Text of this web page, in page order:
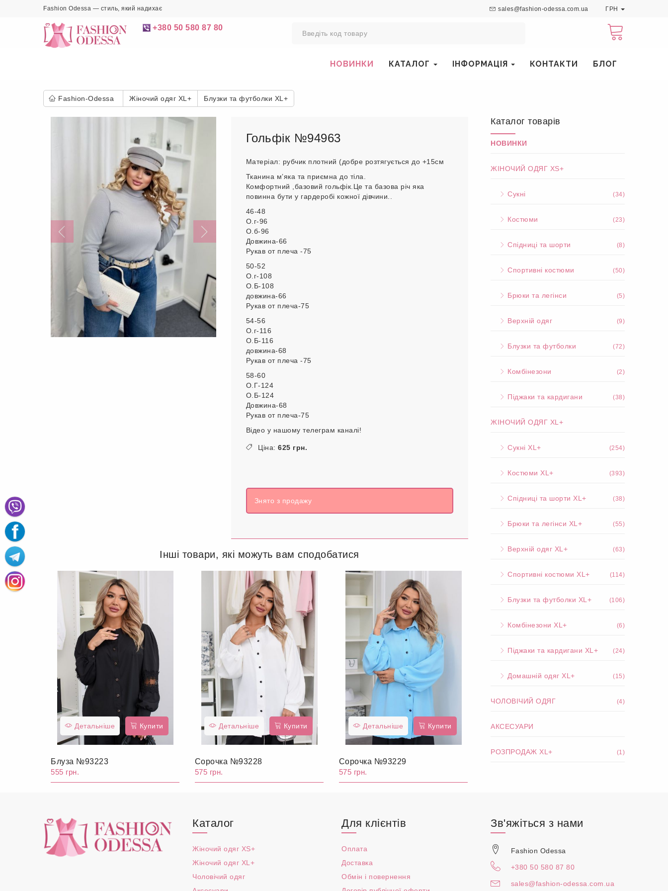
Fashion Odessa — стиль, який надихає sales@fashion-odessa.com.ua ГРН
+380 50 580 87 80
НОВИНКИ КАТАЛОГ ІНФОРМАЦІЯ КОНТАКТИ БЛОГ
Fashion-Odessa Жіночий одяг XL+ Блузки та футболки XL+
Гольфік №94963
Матеріал: рубчик плотний (добре розтягується до +15см
Тканина мʼяка та приємна до тіла.
Комфортний ,базовий гольфік.Це та базова річ яка
повинна бути у гардеробі кожної дівчини..
46-48
О.г-96
О.б-96
Довжина-66
Рукав от плеча -75
50-52
О.г-108
О.Б-108
довжина-66
Рукав от плеча-75
54-56
О.г-116
О.Б-116
довжина-68
Рукав от плеча -75
58-60
О.Г-124
О.Б-124
Довжина-68
Рукав от плеча-75
Відео у нашому телеграм каналі!
Ціна: 625 грн.
Знято з продажу
Інші товари, які можуть вам сподобатися
Детальніше Купити
Блуза №93223
555 грн.
Детальніше Купити
Сорочка №93228
575 грн.
Детальніше Купити
Сорочка №93229
575 грн.
Каталог товарів
НОВИНКИ
ЖІНОЧИЙ ОДЯГ XS+
Сукні (34)
Костюми (23)
Спідниці та шорти (8)
Спортивні костюми (50)
Брюки та легінси (5)
Верхній одяг (9)
Блузки та футболки (72)
Комбінезони (2)
Піджаки та кардигани (38)
ЖІНОЧИЙ ОДЯГ XL+
Сукні XL+ (254)
Костюми XL+ (393)
Спідниці та шорти XL+ (38)
Брюки та легінси XL+ (55)
Верхній одяг XL+ (63)
Спортивні костюми XL+ (114)
Блузки та футболки XL+ (106)
Комбінезони XL+ (6)
Піджаки та кардигани XL+ (24)
Домашній одяг XL+ (15)
ЧОЛОВІЧИЙ ОДЯГ (4)
АКСЕСУАРИ
РОЗПРОДАЖ XL+ (1)
Каталог
Жіночий одяг XS+
Жіночий одяг XL+
Чоловічий одяг
Для клієнтів
Оплата
Доставка
Обмін і повернення
Зв'яжіться з нами
Fashion Odessa
+380 50 580 87 80
sales@fashion-odessa.com.ua